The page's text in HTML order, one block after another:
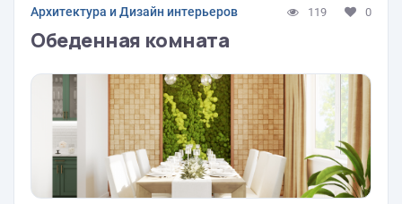
Архитектура и Дизайн интерьеров 119 0
Обеденная комната